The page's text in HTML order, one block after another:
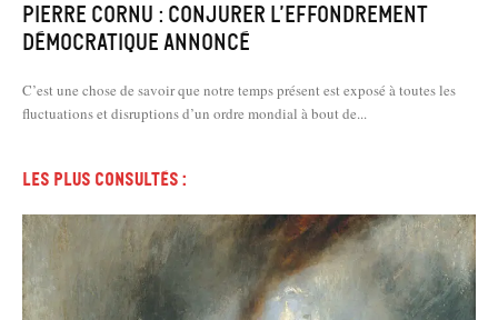
Pierre Cornu : Conjurer l’effondrement
démocratique annoncé
C’est une chose de savoir que notre temps présent est exposé à toutes les
fluctuations et disruptions d’un ordre mondial à bout de...
Les plus consultés :